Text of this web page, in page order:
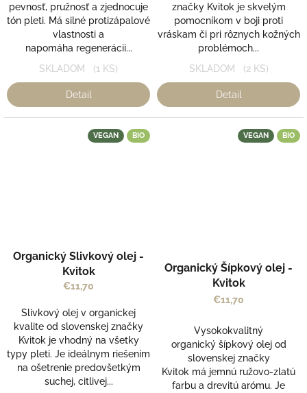
pevnosť, pružnosť a zjednocuje
tón pleti. Má silné protizápalové
vlastnosti a
napomáha regenerácii...
SKLADOM (1 KS)
Detail
značky Kvitok je skvelým
pomocníkom v boji proti
vráskam či pri rôznych kožných
problémoch...
SKLADOM (2 KS)
Detail
VEGAN BIO
Organický Slivkový olej -
Kvitok
€11,70
Slivkový olej v organickej
kvalite od slovenskej značky
Kvitok je vhodný na všetky
typy pleti. Je ideálnym riešením
na ošetrenie predovšetkým
suchej, citlivej...
VEGAN BIO
Organický Šípkový olej -
Kvitok
€11,70
Vysokokvalitný
organický šípkový olej od
slovenskej značky
Kvitok má jemnú ružovo-zlatú
farbu a drevitú arómu. Je